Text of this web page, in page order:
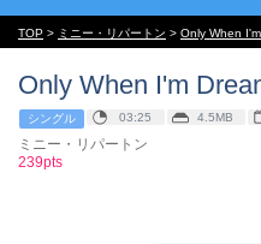
TOP > ミニー・リパートン > Only When
Only When I'm
シングル 03:25 4.5MB
ミニー・リパートン
239pts